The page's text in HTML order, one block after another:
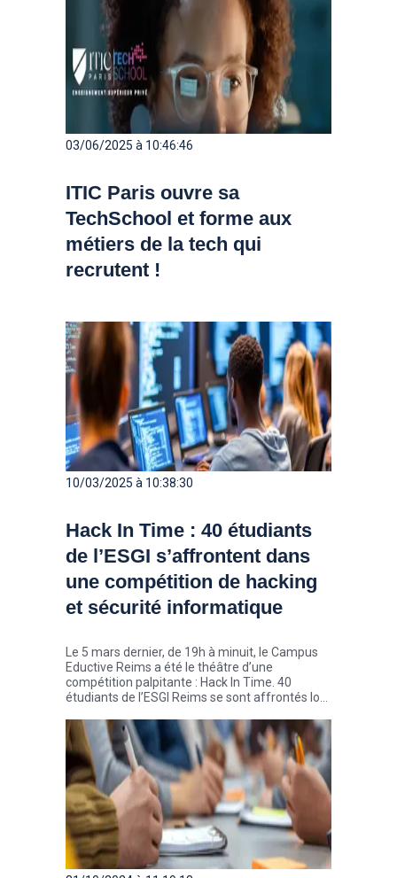
03/06/2025 à 10:46:46
ITIC Paris ouvre sa
TechSchool et forme aux
métiers de la tech qui
recrutent !
10/03/2025 à 10:38:30
Hack In Time : 40 étudiants
de l’ESGI s’affrontent dans
une compétition de hacking
et sécurité informatique
Le 5 mars dernier, de 19h à minuit, le Campus
Eductive Reims a été le théâtre d’une
compétition palpitante : Hack In Time. 40
étudiants de l’ESGI Reims se sont affrontés lors
à la fois de résoudre des défis et d’améliorer les
compétences des participants en
cybersécurité.